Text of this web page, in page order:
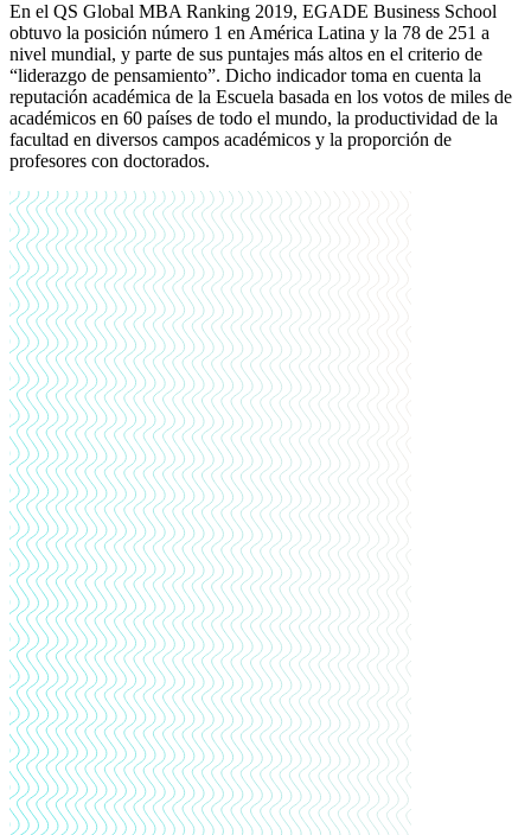
En el QS Global MBA Ranking 2019, EGADE Business School
obtuvo la posición número 1 en América Latina y la 78 de 251 a
nivel mundial, y parte de sus puntajes más altos en el criterio de
“liderazgo de pensamiento”. Dicho indicador toma en cuenta la
reputación académica de la Escuela basada en los votos de miles de
académicos en 60 países de todo el mundo, la productividad de la
facultad en diversos campos académicos y la proporción de
profesores con doctorados.